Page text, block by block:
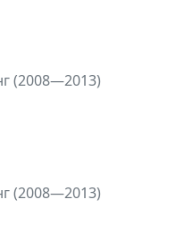
(2008—2013)
(2008—2013)